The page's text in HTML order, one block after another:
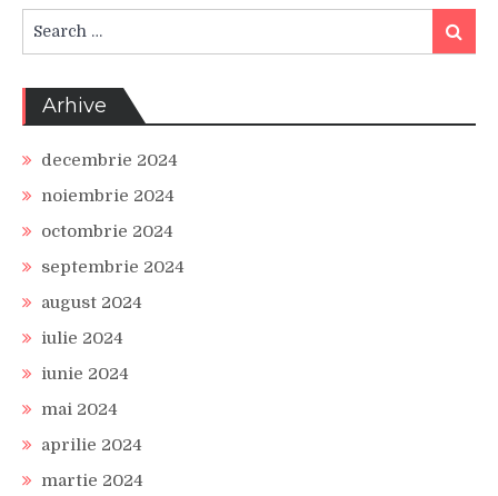
for:
Search
Arhive
decembrie 2024
noiembrie 2024
octombrie 2024
septembrie 2024
august 2024
iulie 2024
iunie 2024
mai 2024
aprilie 2024
martie 2024